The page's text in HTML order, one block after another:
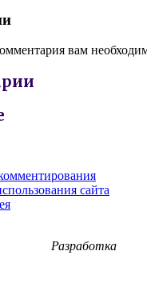
вам
сайта
Разработка